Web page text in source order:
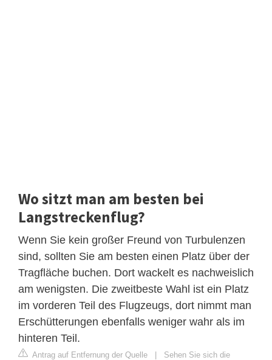
Wo sitzt man am besten bei
Langstreckenflug?
Wenn Sie kein großer Freund von Turbulenzen
sind, sollten Sie am besten einen Platz über der
Tragfläche buchen. Dort wackelt es nachweislich
am wenigsten. Die zweitbeste Wahl ist ein Platz
im vorderen Teil des Flugzeugs, dort nimmt man
Erschütterungen ebenfalls weniger wahr als im
hinteren Teil.
Antrag auf Entfernung der Quelle | Sehen Sie sich die